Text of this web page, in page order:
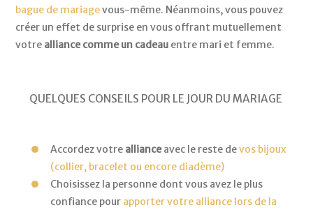
bague de mariagevous-même. Néanmoins, vous pouvez
créer un effet de surprise en vous offrant mutuellement
votre alliance comme un cadeau entre mari et femme.
QUELQUES CONSEILS POUR LE JOUR DU MARIAGE
Accordez votre allianceavec le reste devos bijoux
(collier, bracelet ou encore diadème)
Choisissez la personne dont vous avez le plus
confiance pour apporter votre alliance lors de la